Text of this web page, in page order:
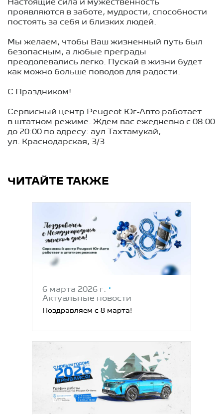
Настоящие сила и мужественность
проявляются в заботе, мудрости, способности
постоять за себя и близких людей.
Мы желаем, чтобы Ваш жизненный путь был
безопасным, а любые преграды
преодолевались легко. Пускай в жизни будет
как можно больше поводов для радости.
С Праздником!
Сервисный центр Peugeot Юг-Авто работает
в штатном режиме. Ждем вас ежедневно с 08:00
до 20:00 по адресу: аул Тахтамукай,
ул. Краснодарская, 3/3
ЧИТАЙТЕ ТАКЖЕ
6 марта 2026 г.
Актуальные новости
Поздравляем с 8 марта!